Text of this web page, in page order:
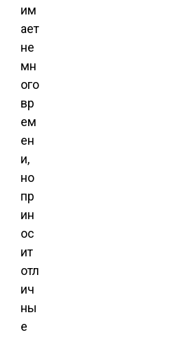
им
ает
не
мн
ого
вр
ем
ен
и,
но
пр
ин
ос
ит
отл
ич
ны
е